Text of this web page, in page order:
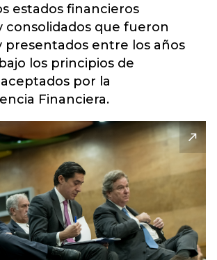
estados financieros
consolidados que fueron
presentados entre los años
los principios de
por la
Financiera.